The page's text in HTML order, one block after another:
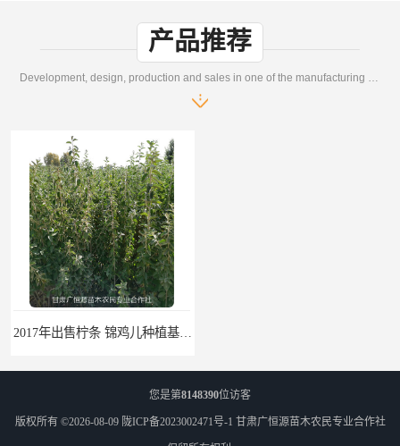
产品推荐
您是第8148390位访客
版权所有 ©2026-08-09 陇ICP备2023002471号-1 甘肃广恒源苗木农民专业合作社